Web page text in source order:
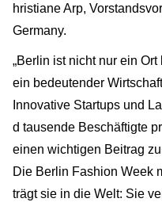
hristiane Arp,
Germany.
„Berlin ist nicht nur ein
ein bedeutender
Innovative Startups und
d tausende Beschäftigte
einen wichtigen Beitrag
Die Berlin Fashion Week
trägt sie in die Welt: Sie